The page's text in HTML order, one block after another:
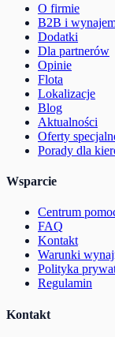
O firmie
B2B i
Dodatki
Dla partnerów
Opinie
Flota
Lokalizacje
Blog
Aktualności
Oferty
Porady dla
Wsparcie
Centrum
FAQ
Kontakt
Warunki
Polityka
Regulamin
Kontakt